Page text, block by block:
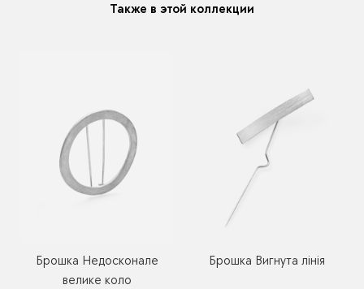
Также в этой коллекции
Брошка Недосконале
велике коло
Брошка Вигнута лінія